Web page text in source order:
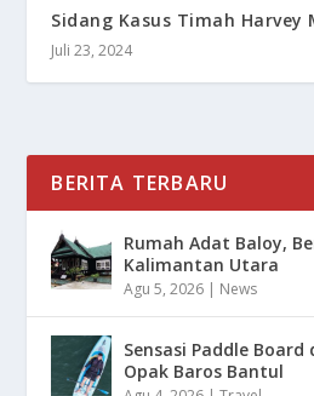
Sidang Kasus Timah Harvey
Juli 23, 2024
BERITA TERBARU
Rumah Adat Baloy,
Kalimantan Utara
Agu 5, 2026 | News
Sensasi Paddle
Opak Baros Bantul